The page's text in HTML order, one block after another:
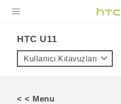
VIVE
HTC U11‎
Kullanıcı Kılavuzları
< < Menu